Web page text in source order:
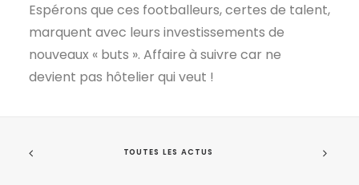
Espérons que ces footballeurs, certes de talent,
marquent avec leurs investissements de
nouveaux « buts ». Affaire à suivre car ne
devient pas hôtelier qui veut !
TOUTES LES ACTUS